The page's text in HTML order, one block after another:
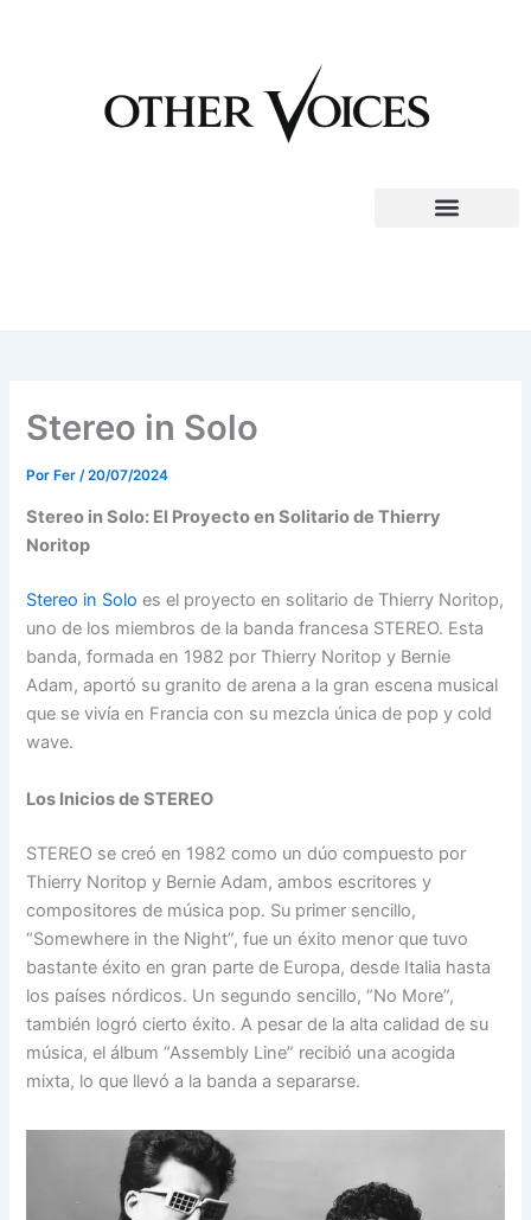
Stereo in Solo
PorFer/20/07/2024
Stereo in Solo: El Proyecto en Solitario de Thierry
Noritop
Stereo in Solo es el proyecto en solitario de Thierry Noritop,
uno de los miembros de la banda francesa STEREO. Esta
banda, formada en 1982 por Thierry Noritop y Bernie
Adam, aportó su granito de arena a la gran escena musical
que se vivía en Francia con su mezcla única de pop y cold
wave.
Los Inicios de STEREO
STEREO se creó en 1982 como un dúo compuesto por
Thierry Noritop y Bernie Adam, ambos escritores y
compositores de música pop. Su primer sencillo,
“Somewhere in the Night”, fue un éxito menor que tuvo
bastante éxito en gran parte de Europa, desde Italia hasta
los países nórdicos. Un segundo sencillo, “No More”,
también logró cierto éxito. A pesar de la alta calidad de su
música, el álbum “Assembly Line” recibió una acogida
mixta, lo que llevó a la banda a separarse.